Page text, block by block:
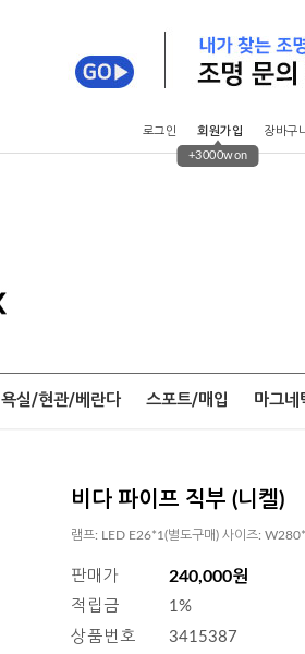
로그인 회원가입
+3000won
장바구니
욕실/현관/베란다 스포트/매입 마그네
비다 파이프 직부 (니켈)
램프: LED E26*1(별도구매) 사이즈:
판매가 240,000원
적립금
1%
상품번호
3415387